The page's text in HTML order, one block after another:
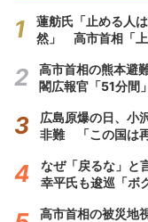
蓮舫氏「止める人
然」 高市首相「上
高市首相の熊本避
閣広報官「51分間
広島原爆の日、小
非難 「この国は
なぜ「戻るな」と
幸平氏も逡巡「ボ
高市首相の被災地